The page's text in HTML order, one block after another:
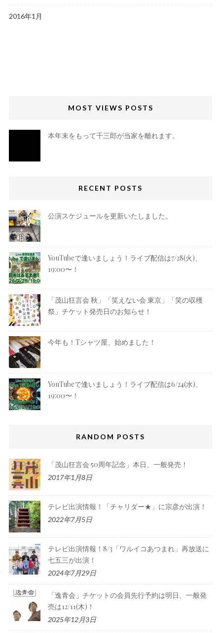
2016年1月
MOST VIEWS POSTS
本年末をもって千三郎が当家を離れます。
RECENT POSTS
公演スケジュールを更新いたしました。
YouTubeで逢いましょう！ライブ配信は7/28(火)、
19:00〜！
「茂山狂言会 秋」「笑えない会 東京」「笑の収穫
祭」チケット発売日のお知らせ！
今年も！Tシャツ屋、始めました！
YouTubeで逢いましょう！ライブ配信は6/24(水)、
19:00〜！
RANDOM POSTS
「茂山狂言会 50周年記念」本日、一般発売！
2017年1月8日
テレビ出演情報！「チャリダー★」に宗彦が出演！
2022年7月5日
テレビ出演情報！8/3「ワルイコあつまれ」再放送に
七五三が出演！
2024年7月29日
「逸青会」チケットの会員先行予約は明日、一般発
売は12/11(木)！
2025年12月3日